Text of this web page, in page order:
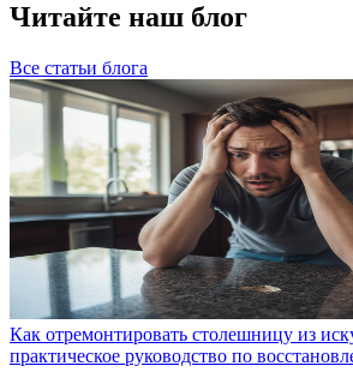
Читайте наш блог
Все статьи блога
Как отремонтировать столешницу из
практическое руководство по